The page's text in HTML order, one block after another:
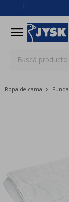
menu
Ropa de cama
close